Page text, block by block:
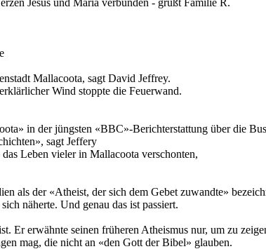
Jesus und Maria verbunden - grüßt Familie R.
Mallacoota, sagt David Jeffrey.
Wind stoppte die Feuerwand.
in der jüngsten «BBC»-Berichterstattung über die
sagt Jeffery
Leben vieler in Mallacoota verschonten,
als der «Atheist, der sich dem Gebet zuwandte»
näherte. Und genau das ist passiert.
Er erwähnte seinen früheren Atheismus nur, um zu
mag, die nicht an «den Gott der Bibel» glauben.